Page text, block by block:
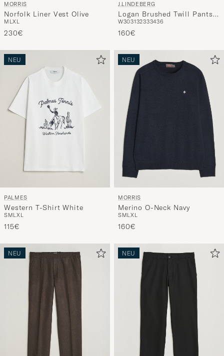
MORRIS
Norfolk Liner Vest Olive
M LXL
230€
J.LINDEBERG
Logan Brushed Twill Pants
JL Navy
W303132333436
160€
NEU
PALMES
Western T-Shirt White
SMLXL
115€
NEU
MORRIS
Merino O-Neck Navy
SMLXL
160€
NEU NEU